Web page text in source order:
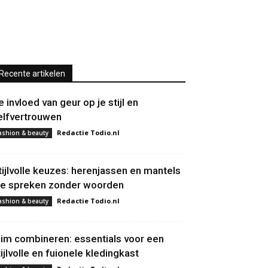
Recente artikelen
invloed van geur op je stijl en
& beauty Redactie Todio.nl
keuzes: herenjassen en mantels
spreken zonder woorden
& beauty Redactie Todio.nl
combineren: essentials voor een
en fuionele kledingkast